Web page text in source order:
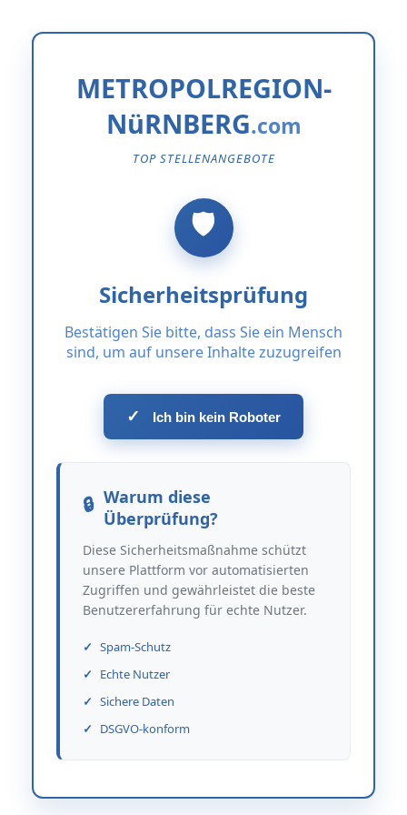
METROPOLREGION-
NüRNBERG
TOP STELLENANGEBOTE
Sicherheitsprüfung
Bestätigen Sie bitte, dass Sie ein Mensch
sind, um auf unsere Inhalte zuzugreifen
✓ Ich bin kein Roboter
Warum diese
Überprüfung?
Diese Sicherheitsmaßnahme schützt
unsere Plattform vor automatisierten
Zugriffen und gewährleistet die beste
Benutzererfahrung für echte Nutzer.
Spam-Schutz
Echte Nutzer
Sichere Daten
DSGVO-konform